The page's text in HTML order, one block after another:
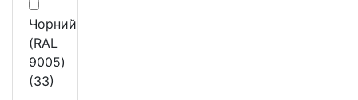
Чорний
(RAL
9005)
(33)